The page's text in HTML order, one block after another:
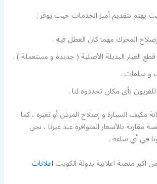
يهتم بتقديم أميز الخدمات حيث يوفر :
المحرك مهما كان العطل فيه .
الغيار البديلة الأصلية ( جديدة و مستعملة ) .
و سلفات .
للفريون بأي مكان تحددوه لنا .
مكيف السيارة و إصلاح المرش أو تغيره ، كما
مقارنة بالأسعار المتوافرة عند غيرنا ، نحن
في أي ساعة .
منصة اعلانية بدولة الكويتاعلانات